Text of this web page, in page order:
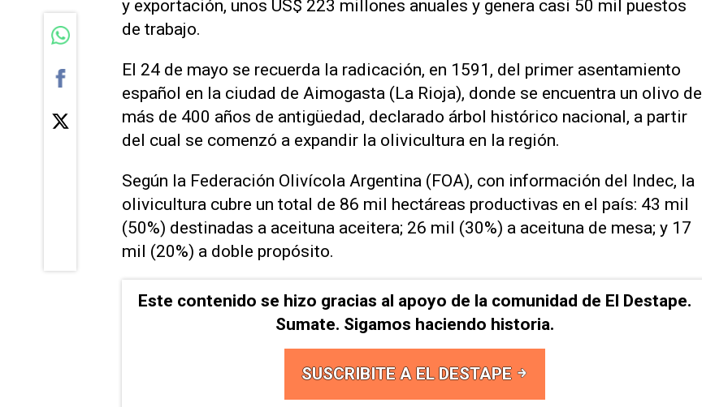
y exportación, unos US$ 223 millones anuales y genera casi 50 mil puestos
de trabajo.
El 24 de mayo se recuerda la radicación, en 1591, del primer asentamiento
español en la ciudad de Aimogasta (La Rioja), donde se encuentra un olivo de
más de 400 años de antigüedad, declarado árbol histórico nacional, a partir
del cual se comenzó a expandir la olivicultura en la región.
Según la Federación Olivícola Argentina (FOA), con información del Indec, la
olivicultura cubre un total de 86 mil hectáreas productivas en el país: 43 mil
(50%) destinadas a aceituna aceitera; 26 mil (30%) a aceituna de mesa; y 17
mil (20%) a doble propósito.
Este contenido se hizo gracias al apoyo de la comunidad de El Destape.
Sumate. Sigamos haciendo historia.
SUSCRIBITE A EL DESTAPE